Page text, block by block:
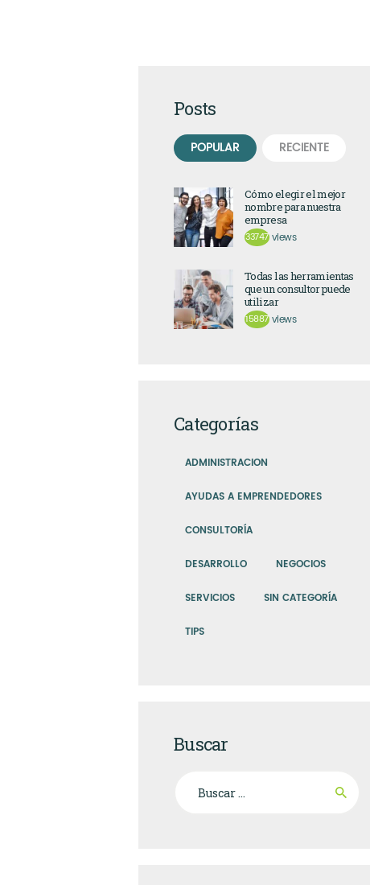
Posts
POPULAR RECIENTE
Cómo elegir el mejor
nombre para nuestra
empresa
33747 views
Todas las herramientas
que un consultor puede
utilizar
15887 views
Categorías
ADMINISTRACION
AYUDAS A EMPRENDEDORES
CONSULTORÍA
DESARROLLO NEGOCIOS
SERVICIOS SIN CATEGORÍA
TIPS
Buscar